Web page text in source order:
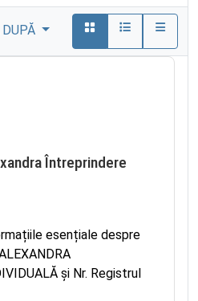
Întreprindere
esențiale despre
și Nr. Registrul